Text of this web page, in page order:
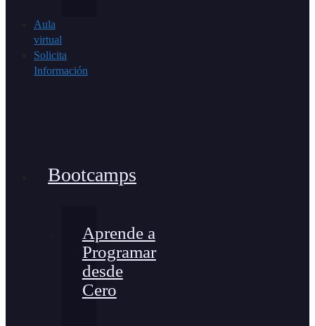
Aula
virtual
Solicita
Información
Bootcamps
Aprende a
Programar
desde
Cero